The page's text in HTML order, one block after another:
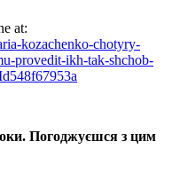
at:
kozachenko-chotyry-
provedit-ikh-tak-shchob-
Погоджуєшся з цим